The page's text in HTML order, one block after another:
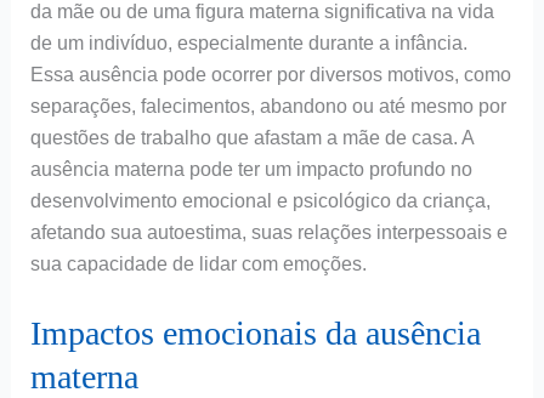
da mãe ou de uma figura materna significativa na vida
de um indivíduo, especialmente durante a infância.
Essa ausência pode ocorrer por diversos motivos, como
separações, falecimentos, abandono ou até mesmo por
questões de trabalho que afastam a mãe de casa. A
ausência materna pode ter um impacto profundo no
desenvolvimento emocional e psicológico da criança,
afetando sua autoestima, suas relações interpessoais e
sua capacidade de lidar com emoções.
Impactos emocionais da ausência
materna